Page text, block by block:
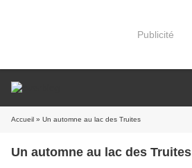
Publicité
Accueil » Un automne au lac des Truites
Un automne au lac des Truites